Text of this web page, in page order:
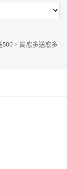
500，買愈多送愈多